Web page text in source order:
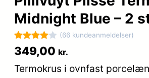
Midnight Blue – 2
Bedømt
4
ud af 5
66
(66 kundeanmeldelser)
349,00 kr.
Termokrus i ovnfast